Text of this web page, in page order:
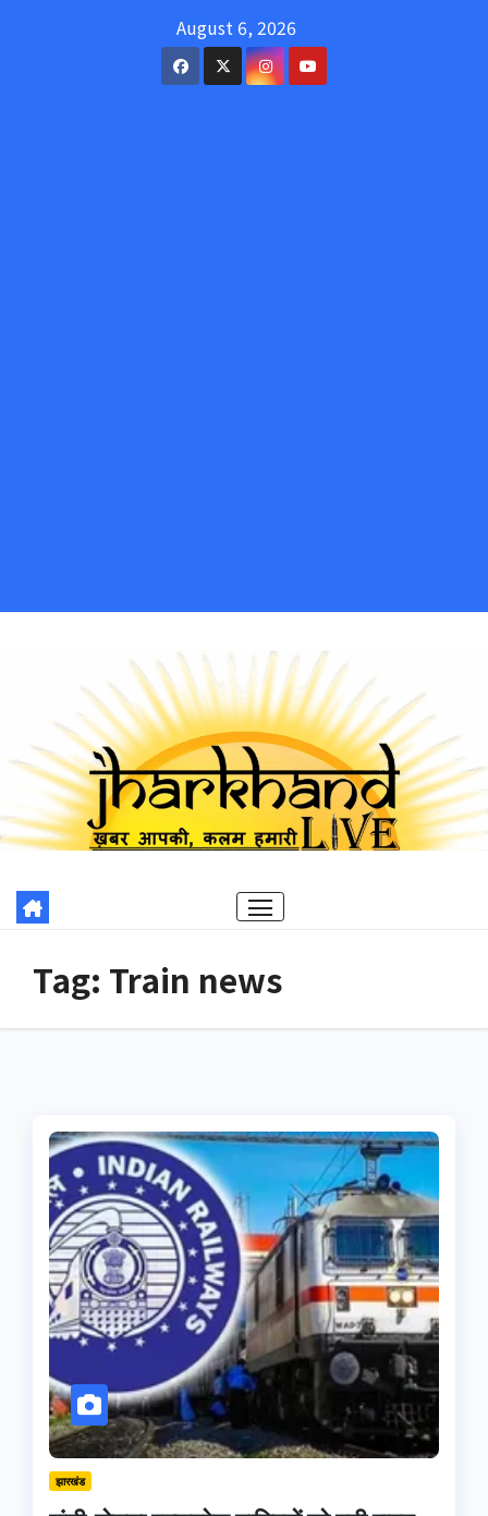
August 6, 2026
Tag: Train news
झारखंड